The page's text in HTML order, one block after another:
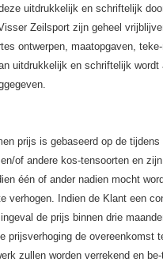
uitdrukkelijk en schriftelijk
Zeilsport zijn geheel
ontwerpen, maatopgaven,
uitdrukkelijk en schriftelijk
prijs is gebaseerd op de
of andere kos-tensoorten en
één of ander nadien mocht
verhogen. Indien de Klant een
de prijs binnen drie
prijsverhoging de overeenkomst
zullen worden verrekend en